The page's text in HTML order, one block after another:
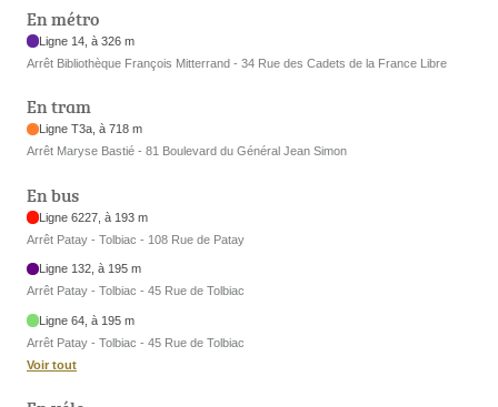
En métro
Ligne 14, à 326 m
Arrêt Bibliothèque François Mitterrand - 34 Rue des Cadets de la France Libre
En tram
Ligne T3a, à 718 m
Arrêt Maryse Bastié - 81 Boulevard du Général Jean Simon
En bus
Ligne 6227, à 193 m
Arrêt Patay - Tolbiac - 108 Rue de Patay
Ligne 132, à 195 m
Arrêt Patay - Tolbiac - 45 Rue de Tolbiac
Ligne 64, à 195 m
Arrêt Patay - Tolbiac - 45 Rue de Tolbiac
Voir tout